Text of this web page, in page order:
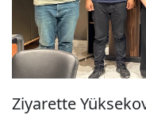
Ziyarette